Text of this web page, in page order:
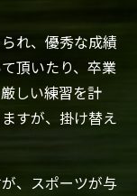
れ、優秀な成績
頂いたり、卒業
しい練習を計
すが、掛け替え
、スポーツが与